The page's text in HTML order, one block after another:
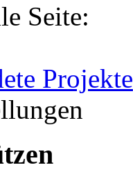
Seite:
Projekte